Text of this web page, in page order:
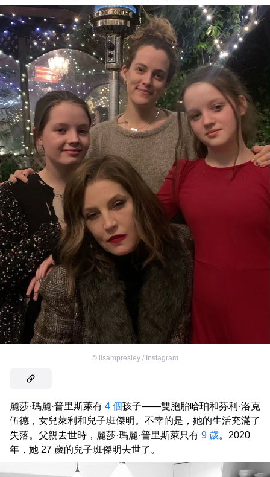
© lisampresley / Instagram
麗莎·瑪麗·普里斯萊有 4 個孩子——雙胞胎哈珀和芬利·洛克
伍德，女兒萊利和兒子班傑明。不幸的是，她的生活充滿了
失落。父親去世時，麗莎·瑪麗·普里斯萊只有 9 歲。2020
年，她 27 歲的兒子班傑明去世了。